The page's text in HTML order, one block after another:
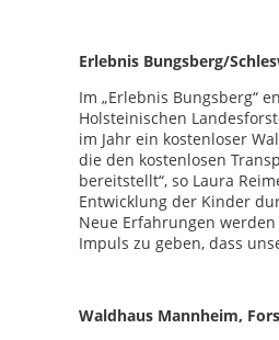
Erlebnis Bungsberg/
Im „Erlebnis Bungsberg“
Holsteinischen
im Jahr ein kostenloser
die den kostenlosen
bereitstellt“, so Laura
Entwicklung der Kinder
Neue Erfahrungen
Impuls zu geben, dass
Waldhaus Mannheim,